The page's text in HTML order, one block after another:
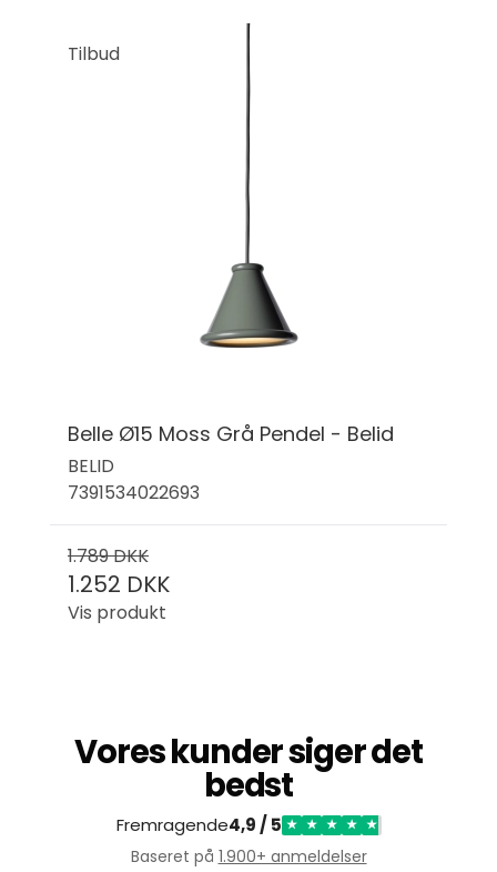
Tilbud
Belle Ø15 Moss Grå Pendel - Belid
BELID
7391534022693
1.789 DKK
1.252 DKK
Vis produkt
Vores kunder siger det
bedst
Fremragende4,9 / 5 ★ ★ ★ ★ ★
Baseret på 1.900+ anmeldelser